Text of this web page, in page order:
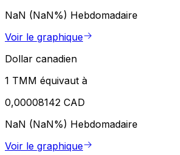
NaN (NaN%) Hebdomadaire
Voir le graphique
Dollar canadien
1 TMM équivaut à
0,00008142 CAD
NaN (NaN%) Hebdomadaire
Voir le graphique